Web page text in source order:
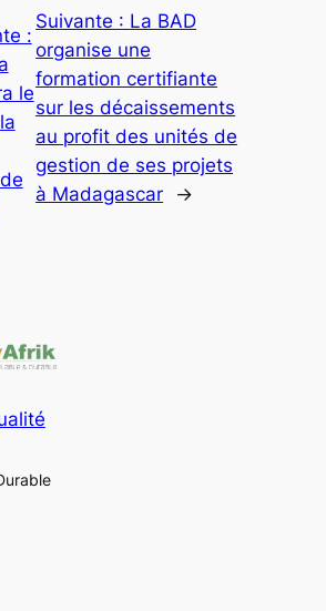
:
le
Suivante : La BAD
organise une
formation certifiante
sur les décaissements
au profit des unités de
gestion de ses projets
à Madagascar
→